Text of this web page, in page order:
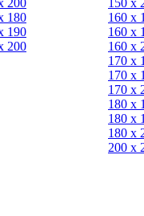
200
180
190
200
150 х
160 х
160 х
160 х
170 х
170 х
170 х
180 х
180 х
180 х
200 x